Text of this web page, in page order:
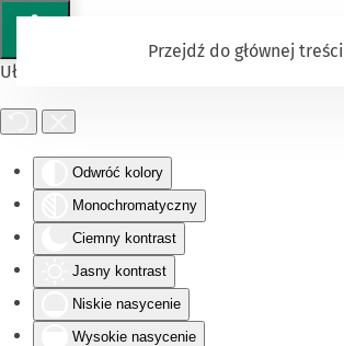
Ułatwienia dostępu
Odwróć kolory
Monochromatyczny
Ciemny kontrast
Jasny kontrast
Niskie nasycenie
Wysokie nasycenie
Przejdź do głównej treści